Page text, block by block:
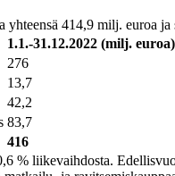
414,9 milj. euroa
1.1.-31.12.2022 (milj. euroa)
276
13,7
42,2
83,7
416
% liikevaihdosta.